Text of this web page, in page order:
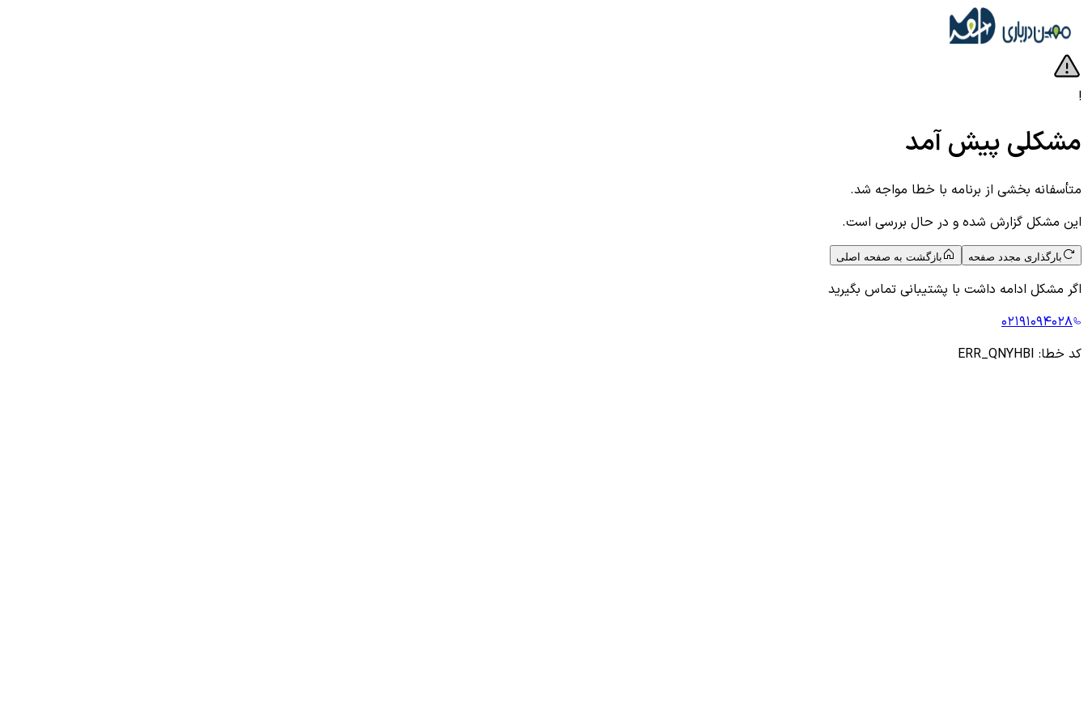
!
مشکلی پیش آمد
متأسفانه بخشی از برنامه با خطا مواجه شد.
این مشکل گزارش شده و در حال بررسی است.
بارگذاری مجدد صفحه بازگشت به صفحه اصلی
اگر مشکل ادامه داشت با پشتیبانی تماس بگیرید
۰۲۱۹۱۰۹۴۰۲۸
کد خطا: ERR_QNYHBI